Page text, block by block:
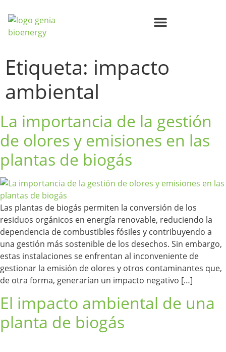
Etiqueta: impacto
ambiental
La importancia de la gestión
de olores y emisiones en las
plantas de biogás
Las plantas de biogás permiten la conversión de los
residuos orgánicos en energía renovable, reduciendo la
dependencia de combustibles fósiles y contribuyendo a
una gestión más sostenible de los desechos. Sin embargo,
estas instalaciones se enfrentan al inconveniente de
gestionar la emisión de olores y otros contaminantes que,
de otra forma, generarían un impacto negativo […]
El impacto ambiental de una
planta de biogás